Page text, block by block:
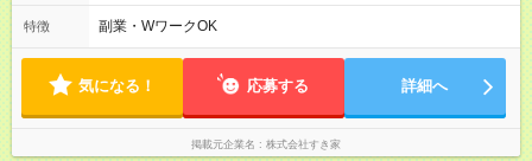
ます♪
特徴 副業・WワークOK
気になる！ 応募する 詳細へ
掲載元企業名 株式会社すき家